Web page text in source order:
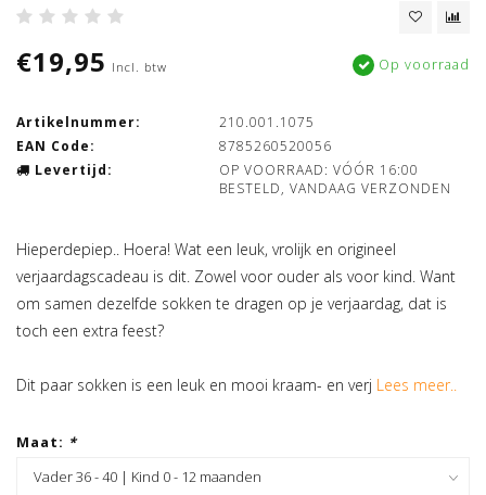
€19,95 Incl. btw Op voorraad
Artikelnummer:
210.001.1075
EAN Code:
8785260520056
Levertijd:
OP VOORRAAD: VÓÓR 16:00
BESTELD, VANDAAG VERZONDEN
Hieperdepiep.. Hoera! Wat een leuk, vrolijk en origineel
verjaardagscadeau is dit. Zowel voor ouder als voor kind. Want
om samen dezelfde sokken te dragen op je verjaardag, dat is
toch een extra feest?
Dit paar sokken is een leuk en mooi kraam- en verj Lees meer..
Maat: *